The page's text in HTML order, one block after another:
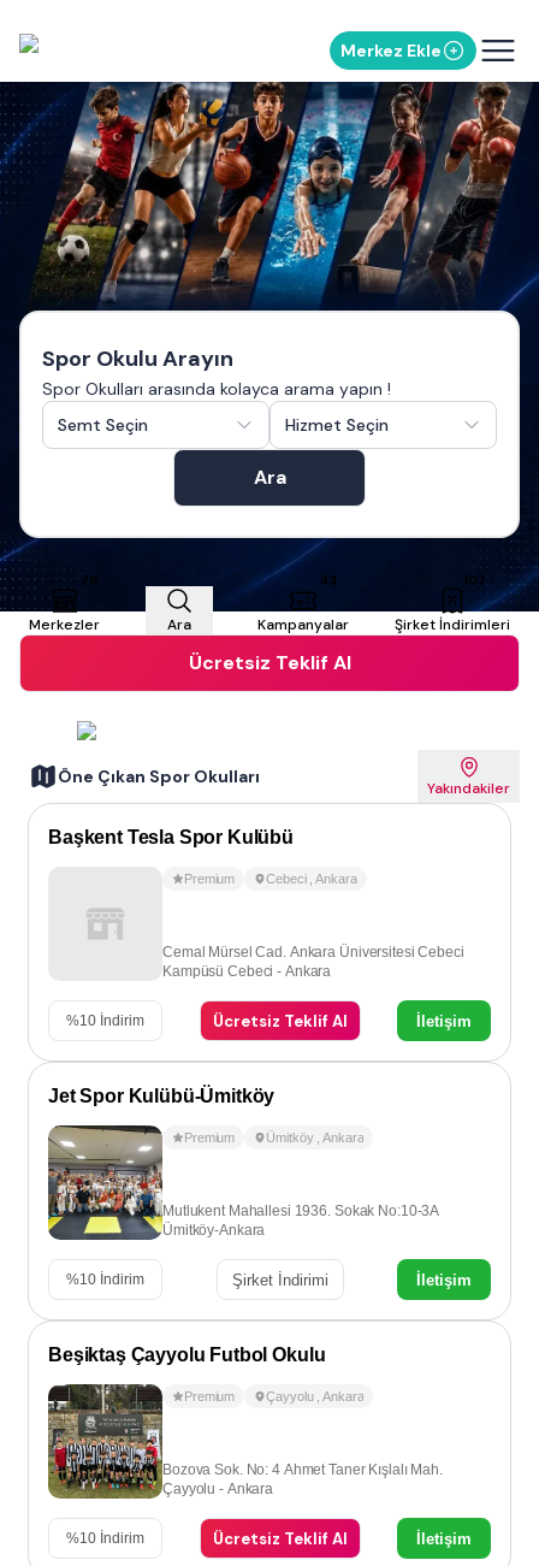
Merkez Ekle
Spor Okulu Arayın
Spor Okulları arasında kolayca arama yapın !
Semt Seçin
Hizmet Seçin
Ara
76
Merkezler Ara
43
Kampanyalar
107
Şirket İndirimleri
Ücretsiz Teklif Al
Öne Çıkan Spor Okulları
Yakındakiler
Başkent Tesla Spor Kulübü
Premium Cebeci ,Ankara
Cemal Mürsel Cad. Ankara Üniversitesi Cebeci
Kampüsü Cebeci - Ankara
%10 İndirim Ücretsiz Teklif Al İletişim
Jet Spor Kulübü-Ümitköy
Premium Ümitköy ,Ankara
Mutlukent Mahallesi 1936. Sokak No:10-3A
Ümitköy-Ankara
%10 İndirim Şirket İndirimi İletişim
Beşiktaş Çayyolu Futbol Okulu
Premium Çayyolu ,Ankara
Bozova Sok. No: 4 Ahmet Taner Kışlalı Mah.
Çayyolu - Ankara
%10 İndirim Ücretsiz Teklif Al İletişim